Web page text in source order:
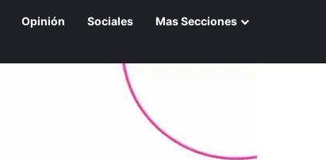
Opinión Sociales Mas Secciones